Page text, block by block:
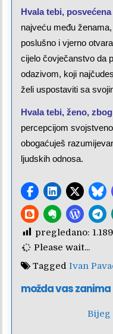
Hvala tebi,
najveću među
poslušno i vjerno
cijelo čovječanstvo da
odazivom, koji
želi uspostaviti sa
Hvala tebi, ženo,
percepcijom
obogaćuješ
ljudskih odnosa.
pregledano: 1.189
Please wait...
TaggedIvan
možda vas zanima
Bijeg